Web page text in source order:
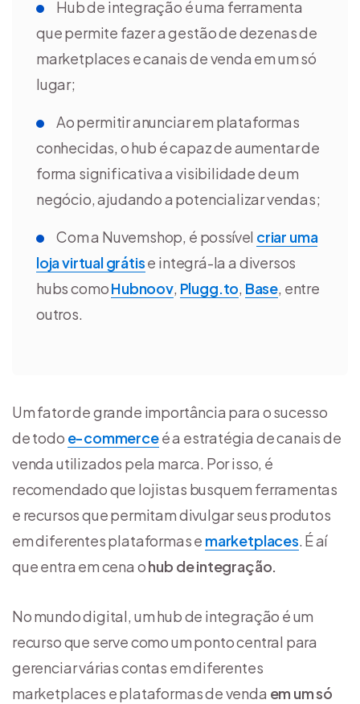
Hub de integração é uma ferramenta
que permite fazer a gestão de dezenas de
marketplaces e canais de venda em um só
lugar;
Ao permitir anunciar em plataformas
conhecidas, o hub é capaz de aumentar de
forma significativa a visibilidade de um
negócio, ajudando a potencializar vendas;
Com a Nuvemshop, é possível criar uma
loja virtual grátise integrá-la a diversos
hubs comoHubnoov, Plugg.to, Base, entre
outros.
Um fator de grande importância para o sucesso
de todo e-commerceé a estratégia de canais de
venda utilizados pela marca. Por isso, é
recomendado que lojistas busquem ferramentas
e recursos que permitam divulgar seus produtos
em diferentes plataformas e marketplaces. É aí
que entra em cena ohub de integração.
No mundo digital, um hub de integração é um
recurso que serve como um ponto central para
gerenciar várias contas em diferentes
marketplaces e plataformas de venda em um só